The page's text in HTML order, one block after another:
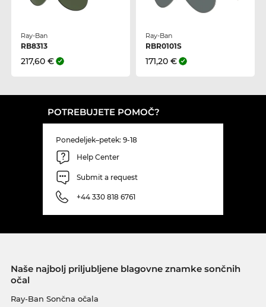
Ray-Ban
RB8313
217,60 €
Ray-Ban
RBR0101S
171,20 €
POTREBUJETE POMOČ?
Ponedeljek–petek: 9-18
Help Center
Submit a request
+44 330 818 6761
Naše najbolj priljubljene blagovne znamke sončnih
očal
Ray-Ban Sončna očala